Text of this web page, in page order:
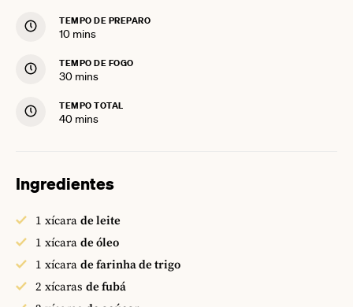
TEMPO DE PREPARO
10minutes
mins
TEMPO DE FOGO
30minutes
mins
TEMPO TOTAL
40minutes
mins
Ingredientes
1 xícara de leite
1 xícara de óleo
1 xícara de farinha de trigo
2 xícaras de fubá